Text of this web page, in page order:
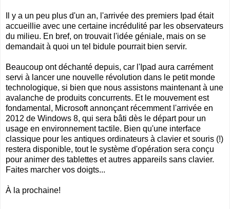
Il y a un peu plus d'un an, l'arrivée des premiers Ipad était
accueillie avec une certaine incrédulité par les observateurs
du milieu. En bref, on trouvait l'idée géniale, mais on se
demandait à quoi un tel bidule pourrait bien servir.
Beaucoup ont déchanté depuis, car l'Ipad aura carrément
servi à lancer une nouvelle révolution dans le petit monde
technologique, si bien que nous assistons maintenant à une
avalanche de produits concurrents. Et le mouvement est
fondamental, Microsoft annonçant récemment l'arrivée en
2012 de Windows 8, qui sera bâti dès le départ pour un
usage en environnement tactile. Bien qu'une interface
classique pour les antiques ordinateurs à clavier et souris (!)
restera disponible, tout le système d'opération sera conçu
pour animer des tablettes et autres appareils sans clavier.
Faites marcher vos doigts...
À la prochaine!